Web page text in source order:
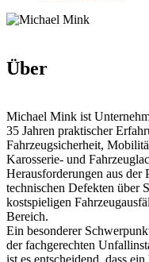
Über
Michael Mink ist
35 Jahren praktischer
Fahrzeugsicherheit,
Karosserie- und
Herausforderungen aus der
technischen Defekten über
kostspieligen
Bereich.
Ein besonderer
der fachgerechten
ist es entscheidend, dass